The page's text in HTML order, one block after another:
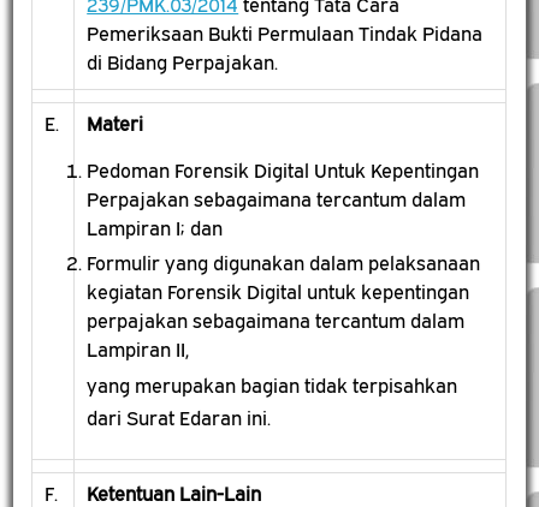
Pemeriksaan Bukti Permulaan Tindak Pidana
di Bidang Perpajakan.
E.
Materi
Pedoman Forensik Digital Untuk Kepentingan
Perpajakan sebagaimana tercantum dalam
Lampiran I; dan
Formulir yang digunakan dalam pelaksanaan
kegiatan Forensik Digital untuk kepentingan
perpajakan sebagaimana tercantum dalam
Lampiran II,
yang merupakan bagian tidak terpisahkan
dari Surat Edaran ini.
F.
Ketentuan Lain-Lain